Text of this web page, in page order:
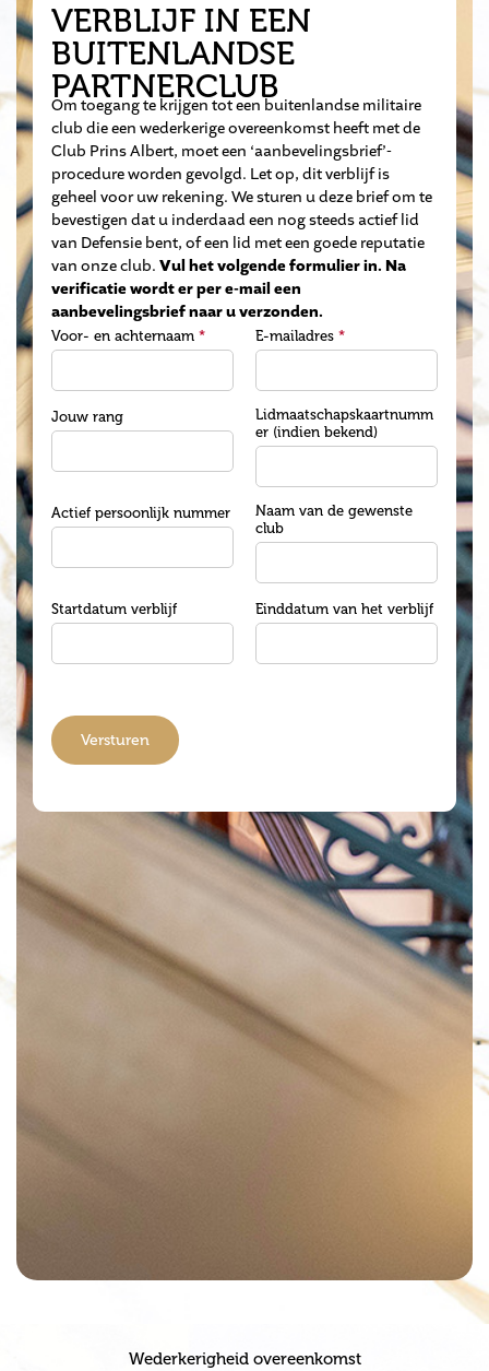
VERBLIJF IN EEN
BUITENLANDSE
PARTNERCLUB
Om toegang te krijgen tot een buitenlandse militaire
club die een wederkerige overeenkomst heeft met de
Club Prins Albert, moet een ‘aanbevelingsbrief’-
procedure worden gevolgd. Let op, dit verblijf is
geheel voor uw rekening. We sturen u deze brief om te
bevestigen dat u inderdaad een nog steeds actief lid
van Defensie bent, of een lid met een goede reputatie
van onze club. Vul het volgende formulier in. Na
verificatie wordt er per e-mail een
aanbevelingsbrief naar u verzonden.
Voor- en achternaam * E-mailadres *
Jouw rang
Lidmaatschapskaartnumm
er (indien bekend)
Actief persoonlijk nummer
Naam van de gewenste
club
Startdatum verblijf Einddatum van het verblijf
Versturen
Wederkerigheid overeenkomst